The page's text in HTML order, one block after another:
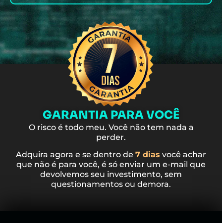
GARANTIA PARA VOCÊ
O risco é todo meu. Você não tem nada a
perder.
Adquira agora e se dentro de 7 dias você achar
que não é para você, é só enviar um e-mail que
devolvemos seu investimento, sem
questionamentos ou demora.